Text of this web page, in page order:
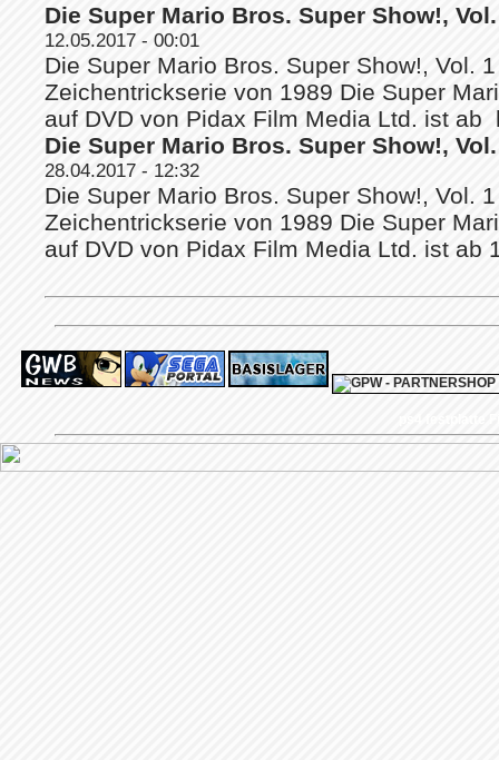
Die Super Mario Bros. Super Show!,
12.05.2017 - 00:01
Die Super Mario Bros. Super Show!, Vol.
Zeichentrickserie von 1989 Die Super
auf DVD von Pidax Film Media Ltd. ist ab
Die Super Mario Bros. Super Show!,
28.04.2017 - 12:32
Die Super Mario Bros. Super Show!, Vol.
Zeichentrickserie von 1989 Die Super
auf DVD von Pidax Film Media Ltd. ist ab